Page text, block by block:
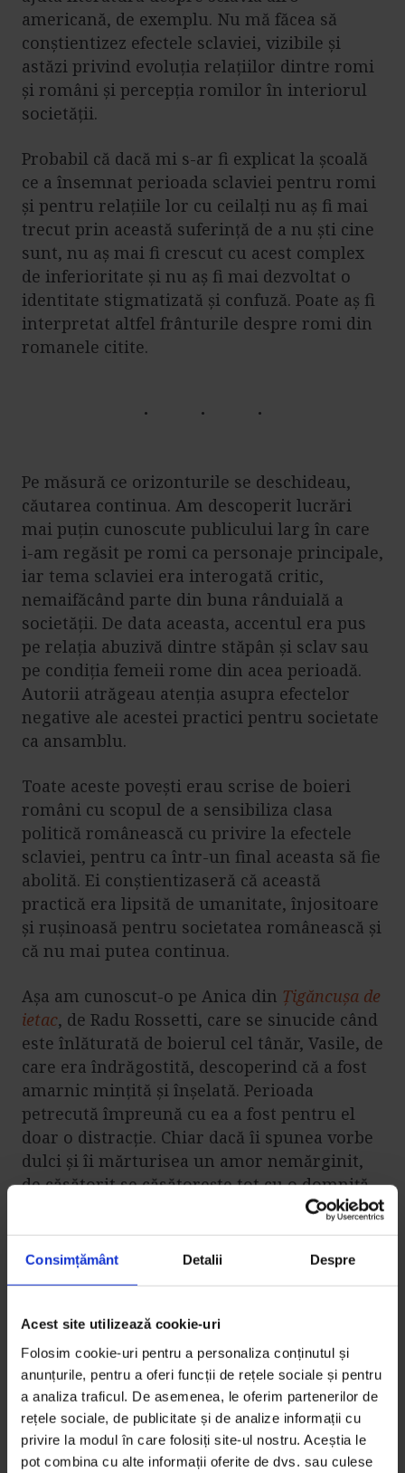
Consimțământ Detalii Despre
Acest site utilizează cookie-uri
Folosim cookie-uri pentru a personaliza conținutul și
anunțurile, pentru a oferi funcții de rețele sociale și pentru
a analiza traficul. De asemenea, le oferim partenerilor de
rețele sociale, de publicitate și de analize informații cu
privire la modul în care folosiți site-ul nostru. Aceștia le
pot combina cu alte informații oferite de dvs. sau culese
americană, de exemplu. Nu mă făcea să
conștientizez efectele sclaviei, vizibile și
astăzi privind evoluția relațiilor dintre romi
și români și percepția romilor în interiorul
societății.
Probabil că dacă mi s-ar fi explicat la școală
ce a însemnat perioada sclaviei pentru romi
și pentru relațiile lor cu ceilalți nu aș fi mai
trecut prin această suferință de a nu ști cine
sunt, nu aș mai fi crescut cu acest complex
de inferioritate și nu aș fi mai dezvoltat o
identitate stigmatizată și confuză. Poate aș fi
interpretat altfel frânturile despre romi din
romanele citite.
Pe măsură ce orizonturile se deschideau,
căutarea continua. Am descoperit lucrări
mai puțin cunoscute publicului larg în care
i-am regăsit pe romi ca personaje principale,
iar tema sclaviei era interogată critic,
nemaifăcând parte din buna rânduială a
societății. De data aceasta, accentul era pus
pe relația abuzivă dintre stăpân și sclav sau
pe condiția femeii rome din acea perioadă.
Autorii atrăgeau atenția asupra efectelor
negative ale acestei practici pentru societate
ca ansamblu.
Toate aceste povești erau scrise de boieri
români cu scopul de a sensibiliza clasa
politică românească cu privire la efectele
sclaviei, pentru ca într-un final aceasta să fie
abolită. Ei conștientizaseră că această
practică era lipsită de umanitate, înjositoare
și rușinoasă pentru societatea românească și
că nu mai putea continua.
Așa am cunoscut-o pe Anica din Țigăncușa de
ietac, de Radu Rossetti, care se sinucide când
este înlăturată de boierul cel tânăr, Vasile, de
care era îndrăgostită, descoperind că a fost
amarnic mințită și înșelată. Perioada
petrecută împreună cu ea a fost pentru el
doar o distracție. Chiar dacă îi spunea vorbe
dulci și îi mărturisea un amor nemărginit,
de căsătorit se căsătorește tot cu o domniță
Dar nu era să-și lege destinul de
o ț*gancă roabă?.
mamă care încearcă din răsputeri să-și
protejeze fiul, dar eșuează datorită relațiilor
de putere din societatea vremii. Ea, o biată
roabă, nu se poate pune împotriva dorinței
coanei Profirița, care era stăpâna de drept a
Mariei, dar și a fiului ei. M-a impresionat și
povestea frumoasei Rada din romanul Vinul